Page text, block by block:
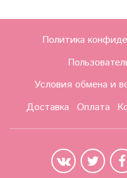
Политика
Условия обмена и
Доставка
Оплата